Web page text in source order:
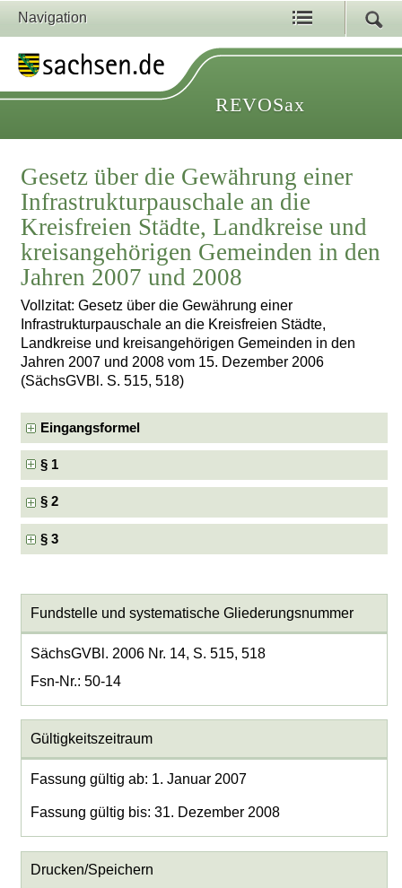
Navigation
REVOSax
Gesetz über die Gewährung einer
Infrastrukturpauschale an die
Kreisfreien Städte, Landkreise und
kreisangehörigen Gemeinden in den
Jahren 2007 und 2008
Vollzitat: Gesetz über die Gewährung einer
Infrastrukturpauschale an die Kreisfreien Städte,
Landkreise und kreisangehörigen Gemeinden in den
Jahren 2007 und 2008 vom 15. Dezember 2006
(SächsGVBl. S. 515, 518)
Eingangsformel
§ 1
§ 2
§ 3
Fundstelle und systematische Gliederungsnummer
SächsGVBl. 2006 Nr. 14, S. 515, 518
Fsn-Nr.: 50-14
Gültigkeitszeitraum
Fassung gültig ab: 1. Januar 2007
Fassung gültig bis: 31. Dezember 2008
Drucken/Speichern